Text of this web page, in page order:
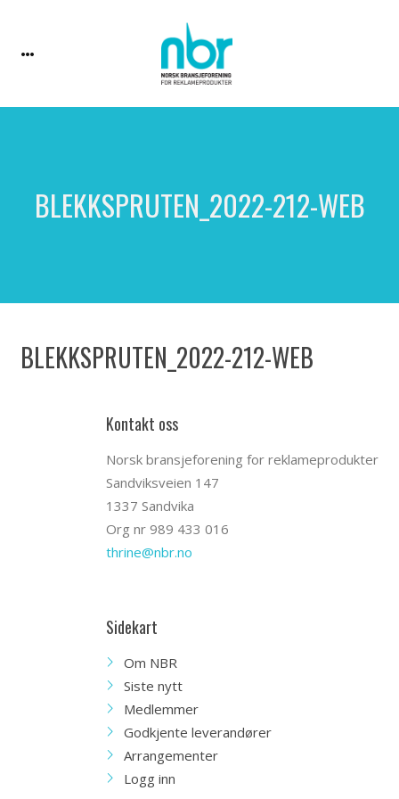
BLEKKSPRUTEN_2022-212-WEB
BLEKKSPRUTEN_2022-212-WEB
Kontakt oss
Norsk bransjeforening for reklameprodukter
Sandviksveien 147
1337 Sandvika
Org nr 989 433 016
thrine@nbr.no
Sidekart
Om NBR
Siste nytt
Medlemmer
Godkjente leverandører
Arrangementer
Logg inn